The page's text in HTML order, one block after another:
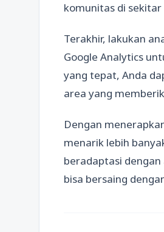
komunitas di sekitar
Terakhir, lakukan
Google Analytics
yang tepat, Anda
area yang
Dengan
menarik lebih
beradaptasi
bisa bersaing